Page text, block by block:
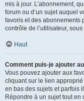
mis à jour. L’abonnement,
forum ou d’un sujet auquel
favoris et des abonnements
contrôle de l’utilisateur,
Haut
Comment puis-je ajouter
Vous pouvez ajouter aux
cliquant sur le lien
en bas des sujets et parfois
Répondre à un sujet tout